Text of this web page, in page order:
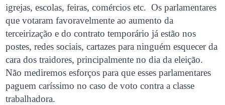
igrejas, escolas, feiras, comércios etc. Os parlamentares
que votaram favoravelmente ao aumento da
terceirização e do contrato temporário já estão nos
postes, redes sociais, cartazes para ninguém esquecer da
cara dos traidores, principalmente no dia da eleição.
Não mediremos esforços para que esses parlamentares
paguem caríssimo no caso de voto contra a classe
trabalhadora.